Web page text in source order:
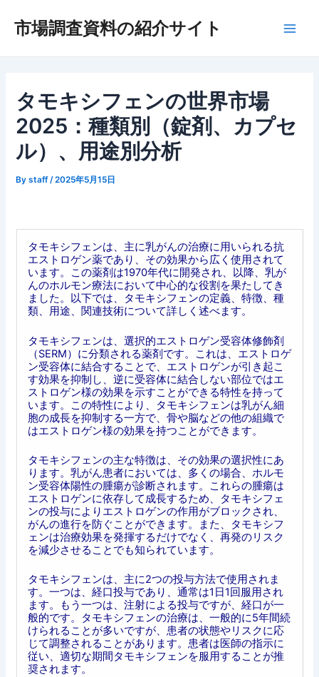
市場調査資料の紹介サイト
タモキシフェンの世界市場
2025：種類別（錠剤、カプセ
ル）、用途別分析
Bystaff /2025年5月15日
タモキシフェンは、主に乳がんの治療に用いられる抗
エストロゲン薬であり、その効果から広く使用されて
います。この薬剤は1970年代に開発され、以降、乳が
んのホルモン療法において中心的な役割を果たしてき
ました。以下では、タモキシフェンの定義、特徴、種
類、用途、関連技術について詳しく述べます。
タモキシフェンは、選択的エストロゲン受容体修飾剤
（SERM）に分類される薬剤です。これは、エストロゲ
ン受容体に結合することで、エストロゲンが引き起こ
す効果を抑制し、逆に受容体に結合しない部位ではエ
ストロゲン様の効果を示すことができる特性を持って
います。この特性により、タモキシフェンは乳がん細
胞の成長を抑制する一方で、骨や脳などの他の組織で
はエストロゲン様の効果を持つことができます。
タモキシフェンの主な特徴は、その効果の選択性にあ
ります。乳がん患者においては、多くの場合、ホルモ
ン受容体陽性の腫瘍が診断されます。これらの腫瘍は
エストロゲンに依存して成長するため、タモキシフェ
ンの投与によりエストロゲンの作用がブロックされ、
がんの進行を防ぐことができます。また、タモキシフ
ェンは治療効果を発揮するだけでなく、再発のリスク
を減少させることでも知られています。
タモキシフェンは、主に2つの投与方法で使用されま
す。一つは、経口投与であり、通常は1日1回服用され
ます。もう一つは、注射による投与ですが、経口が一
般的です。タモキシフェンの治療は、一般的に5年間続
けられることが多いですが、患者の状態やリスクに応
じて調整されることがあります。患者は医師の指示に
従い、適切な期間タモキシフェンを服用することが推
奨されます。